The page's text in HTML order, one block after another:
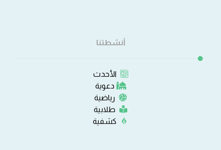
أنشطتنا
الأحدث
دعوية
رياضية
طلابية
كشفية